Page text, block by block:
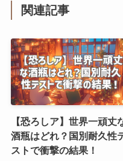
関連記事
【恐ろしア】世界一頑丈
酒瓶はどれ？国別耐久性
ストで衝撃の結果！